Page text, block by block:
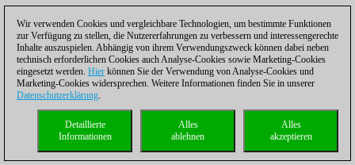
Wir verwenden Cookies und vergleichbare Technologien, um bestimmte Funktionen
zur Verfügung zu stellen, die Nutzererfahrungen zu verbessern und interessengerechte
Inhalte auszuspielen. Abhängig von ihrem Verwendungszweck können dabei neben
technisch erforderlichen Cookies auch Analyse-Cookies sowie Marketing-Cookies
eingesetzt werden. Hier können Sie der Verwendung von Analyse-Cookies und
Marketing-Cookies widersprechen. Weitere Informationen finden Sie in unserer
Datenschutzerklärung.
Alles
akzeptieren
Alles
ablehnen
Detaillierte
Informationen